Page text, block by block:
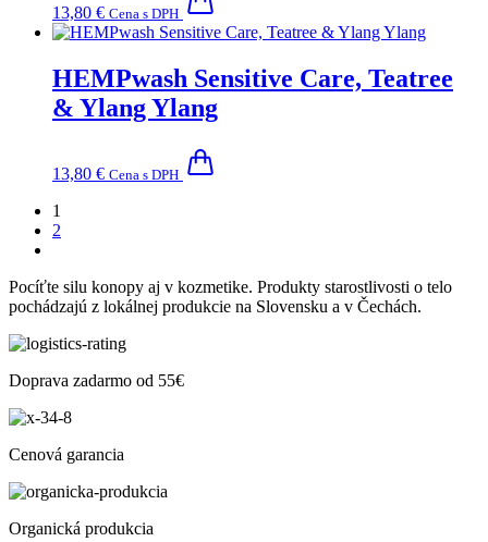
13,80 € Cena s DPH
HEMPwash Sensitive Care, Teatree
& Ylang Ylang
13,80 € Cena s DPH
1
2
Pocíťte silu konopy aj v kozmetike. Produkty starostlivosti o telo
pochádzajú z lokálnej produkcie na Slovensku a v Čechách.
Doprava zadarmo od 55€
Cenová garancia
Organická produkcia